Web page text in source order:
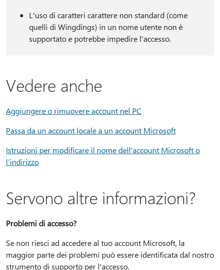
L'uso di caratteri carattere non standard (come
quelli di Wingdings) in un nome utente non è
supportato e potrebbe impedire l'accesso.
Vedere anche
Aggiungere o rimuovere account nel PC
Passa da un account locale a un account Microsoft
Istruzioni per modificare il nome dell'account Microsoft o
l’indirizzo
Servono altre informazioni?
Problemi di accesso?
Se non riesci ad accedere al tuo account Microsoft, la
maggior parte dei problemi può essere identificata dal nostro
strumento di supporto per l'accesso.